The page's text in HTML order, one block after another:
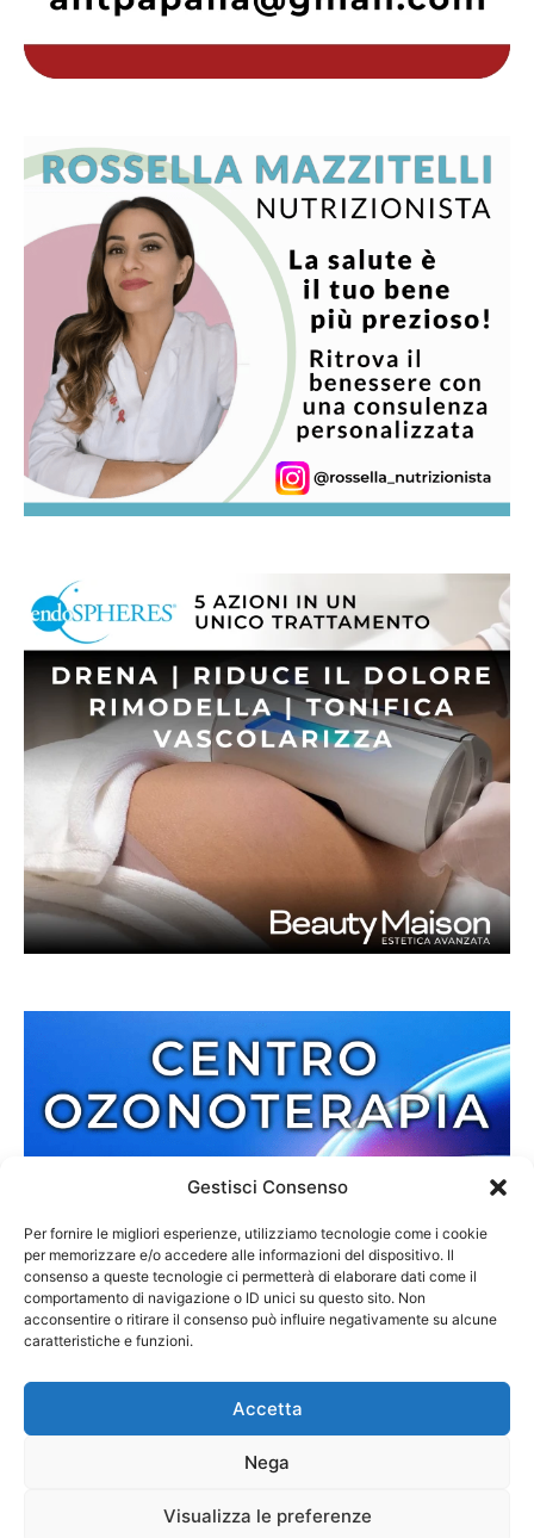
Gestisci Consenso
Per fornire le migliori esperienze, utilizziamo tecnologie come i cookie
per memorizzare e/o accedere alle informazioni del dispositivo. Il
consenso a queste tecnologie ci permetterà di elaborare dati come il
comportamento di navigazione o ID unici su questo sito. Non
acconsentire o ritirare il consenso può influire negativamente su alcune
caratteristiche e funzioni.
Accetta
Nega
Visualizza le preferenze
Contatti Cookie Policy Privacy Policy